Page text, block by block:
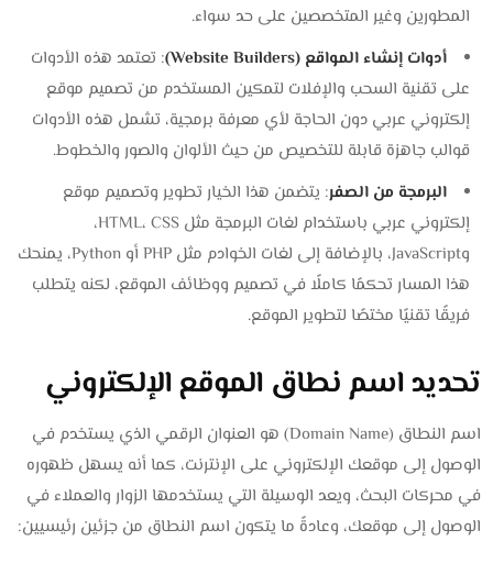
المطورين وغير المتخصصين على حد سواء.
أدوات إنشاء المواقع (Website Builders)
: تعتمد هذه الأدوات
على تقنية السحب والإفلات لتمكين المستخدم من تصميم موقع
إلكتروني عربي دون الحاجة لأي معرفة برمجية، تشمل هذه الأدوات
قوالب جاهزة قابلة للتخصيص من حيث الألوان والصور والخطوط.
البرمجة من الصفر: يتضمن هذا الخيار تطوير وتصميم موقع
إلكتروني عربي باستخدام لغات البرمجة مثل HTML، CSS،
وJavaScript، بالإضافة إلى لغات الخوادم مثل PHP أو Python، يمنحك
هذا المسار تحكمًا كاملًا في تصميم ووظائف الموقع، لكنه يتطلب
فريقًا تقنيًا مختصًا لتطوير الموقع.
تحديد اسم نطاق الموقع الإلكتروني
اسم النطاق (Domain Name) هو العنوان الرقمي الذي يستخدم في
الوصول إلى موقعك الإلكتروني على الإنترنت، كما أنه يسهل ظهوره
في محركات البحث، ويعد الوسيلة التي يستخدمها الزوار والعملاء في
الوصول إلى موقعك، وعادةً ما يتكون اسم النطاق من جزئين رئيسيين: